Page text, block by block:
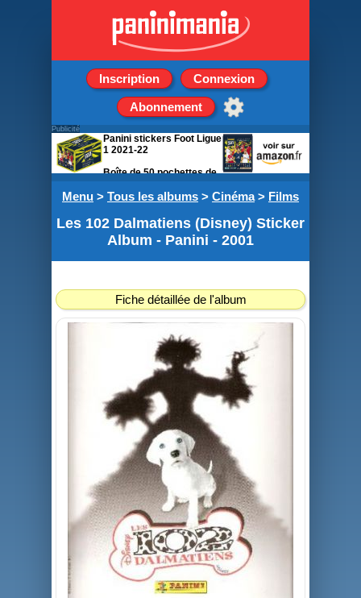
Inscription Connexion
Abonnement
Menu > Tous les albums > Cinéma> Films
Les 102 Dalmatiens (Disney) Sticker
Album - Panini - 2001
Fiche détaillée de l'album
Publicité
Panini stickers Foot Ligue
1 2021-22
Boîte de 50 pochettes de
5 stickers